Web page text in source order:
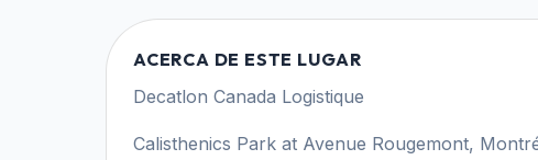
ACERCA DE ESTE LUGAR
Decatlon Canada Logistique
Calisthenics Park at Avenue Rougemont,